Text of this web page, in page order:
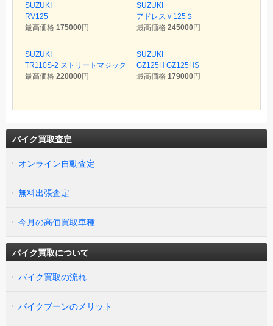
SUZUKI
RV125
最高価格 175000円
SUZUKI
アドレスＶ125Ｓ
最高価格 245000円
SUZUKI
TR110S-2 ストリートマジック
最高価格 220000円
SUZUKI
GZ125H GZ125HS
最高価格 179000円
バイク買取査定
オンライン自動査定
無料出張査定
今月の高価買取車種
バイク買取について
バイク買取の流れ
バイクブーンのメリット